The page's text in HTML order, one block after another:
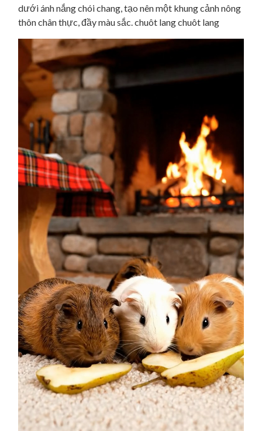
dưới ánh nắng chói chang, tạo nên một khung cảnh nông
thôn chân thực, đầy màu sắc. chuôt lang chuôt lang